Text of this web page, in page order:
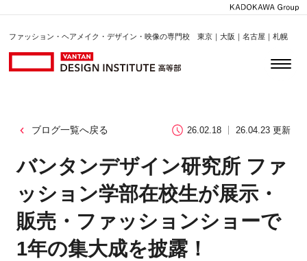
ファッション・ヘアメイク・デザイン・映像の専門校 東京｜大阪｜名古屋｜札幌
ブログ一覧へ戻る 26.02.18 26.04.23 更新
バンタンデザイン研究所 ファ
ッション学部在校生が展示・
販売・ファッションショーで
1年の集大成を披露！